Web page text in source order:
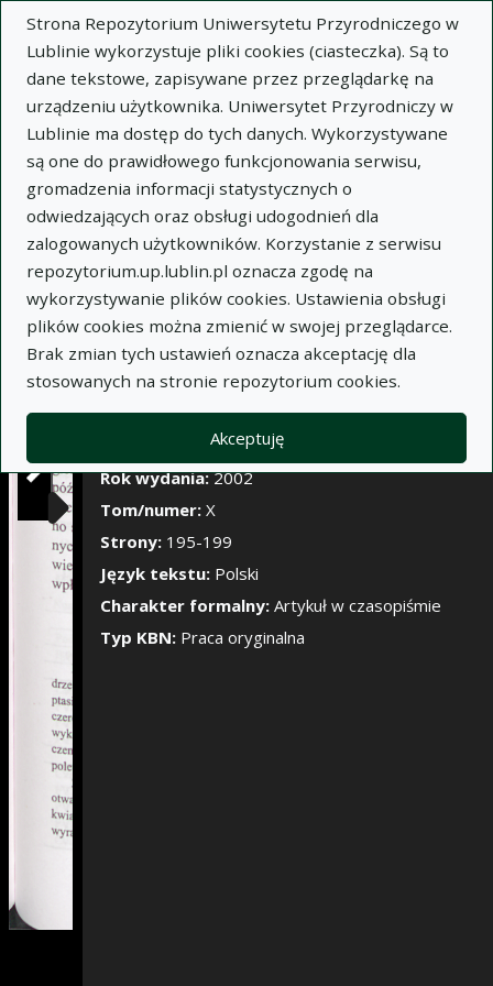
Strona Repozytorium Uniwersytetu Przyrodniczego w
Lublinie wykorzystuje pliki cookies (ciasteczka). Są to
dane tekstowe, zapisywane przez przeglądarkę na
urządzeniu użytkownika. Uniwersytet Przyrodniczy w
Lublinie ma dostęp do tych danych. Wykorzystywane
są one do prawidłowego funkcjonowania serwisu,
gromadzenia informacji statystycznych o
odwiedzających oraz obsługi udogodnień dla
zalogowanych użytkowników. Korzystanie z serwisu
repozytorium.up.lublin.pl oznacza zgodę na
wykorzystywanie plików cookies. Ustawienia obsługi
plików cookies można zmienić w swojej przeglądarce.
Brak zmian tych ustawień oznacza akceptację dla
stosowanych na stronie repozytorium cookies.
Akceptuję
Pokaż/Ukryj
×
Opis Notatki
Autor:
Mirosław Sitarek
Zygmunt S. Grzyb
Tytuł:Wpływ podkładek o różnej sile wzrostu na
termin i intensywność kwitnienia czereśni
Wariant tytułu:Influence of different
rootstocks on the intensity and time of blooming
of sweet cherry trees
Czasopismo:Annales Universitatis Mariae Curie-
Skłodowska. Sectio EEE, Horticultura, t. X
Miejsce wydania:Lublin
Rok wydania:2002
Tom/numer: X
Strony: 195-199
Język tekstu: Polski
Charakter formalny: Artykuł w czasopiśmie
Typ KBN: Praca oryginalna